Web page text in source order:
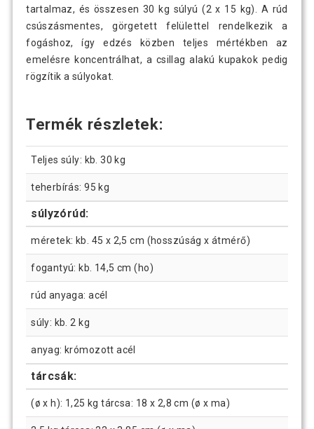
tartalmaz, és összesen 30 kg súlyú (2 x 15 kg). A rúd
csúszásmentes, görgetett felülettel rendelkezik a
fogáshoz, így edzés közben teljes mértékben az
emelésre koncentrálhat, a csillag alakú kupakok pedig
rögzítik a súlyokat.
Termék részletek:
Teljes súly: kb. 30 kg
teherbírás: 95 kg
súlyzórúd:
méretek: kb. 45 x 2,5 cm (hosszúság x átmérő)
fogantyú: kb. 14,5 cm (ho)
rúd anyaga: acél
súly: kb. 2 kg
anyag: krómozott acél
tárcsák:
(ø x h): 1,25 kg tárcsa: 18 x 2,8 cm (ø x ma)